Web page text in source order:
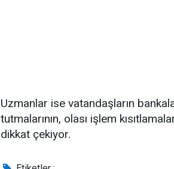
Uzmanlar ise vatandaşların
tutmalarının, olası işlem
dikkat çekiyor.